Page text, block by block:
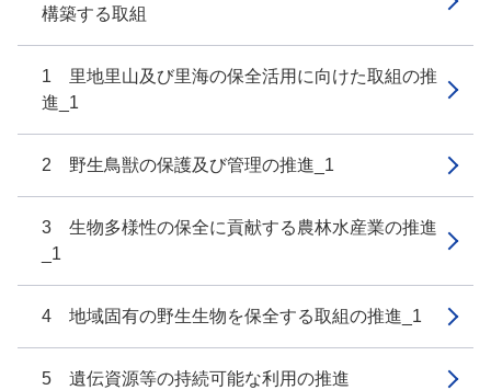
構築する取組
1 里地里山及び里海の保全活用に向けた取組の推
進_1
2 野生鳥獣の保護及び管理の推進_1
3 生物多様性の保全に貢献する農林水産業の推進
_1
4 地域固有の野生生物を保全する取組の推進_1
5 遺伝資源等の持続可能な利用の推進